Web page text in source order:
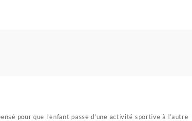
pour que l’enfant passe d’une activité sportive à l’autre